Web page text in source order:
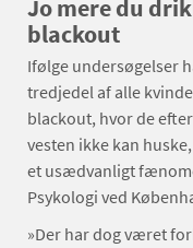
Jo mere du
blackout
Ifølge undersøgelser
tredjedel af alle
blackout, hvor de
vesten ikke kan
et usædvanligt
Psykologi ved
»Der har dog været